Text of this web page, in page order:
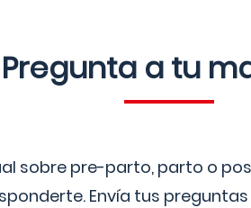
Pregunta a tu
sobre pre-parto, parto o
Envía tus